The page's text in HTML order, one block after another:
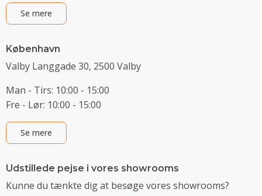
Se mere
København
Valby Langgade 30, 2500 Valby
Man - Tirs: 10:00 - 15:00
Fre - Lør: 10:00 - 15:00
Se mere
Udstillede pejse i vores showrooms
Kunne du tænkte dig at besøge vores showrooms?